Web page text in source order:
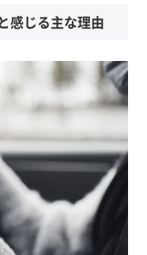
感じる主な理由